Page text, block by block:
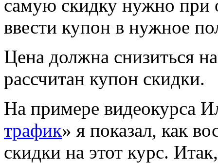
самую скидку нужно при
ввести купон в нужное
Цена должна снизиться
рассчитан купон скидки.
На примере видеокурса
трафик» я показал, как
скидки на этот курс.